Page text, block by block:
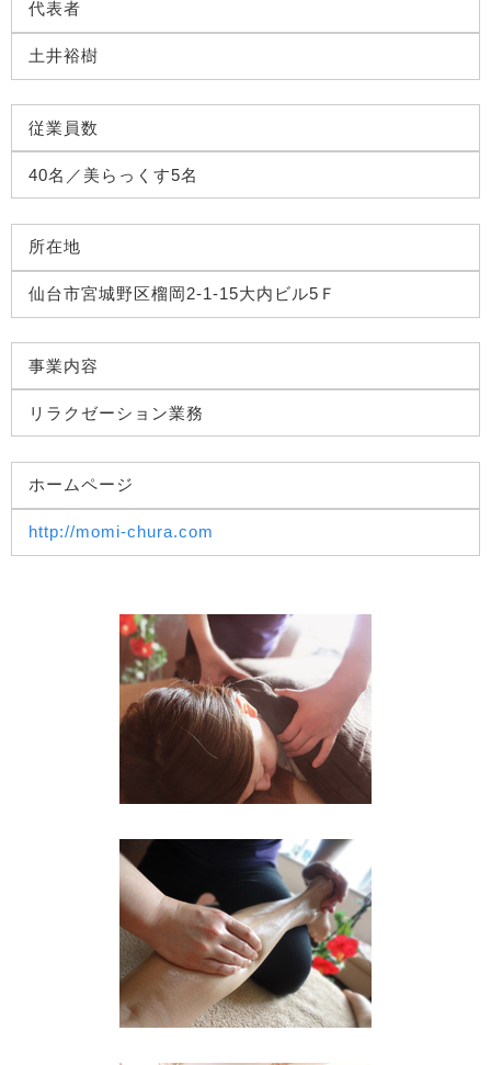
代表者
土井裕樹
従業員数
40名／美らっくす5名
所在地
仙台市宮城野区榴岡2-1-15大内ビル5Ｆ
事業内容
リラクゼーション業務
ホームページ
http://momi-chura.com